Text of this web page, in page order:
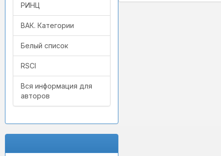
РИНЦ
ВАК. Категории
Белый список
RSCI
Вся информация для
авторов